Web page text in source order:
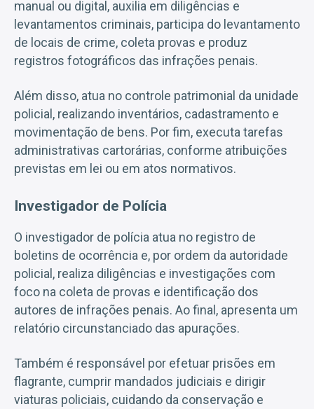
manual ou digital, auxilia em diligências e
levantamentos criminais, participa do levantamento
de locais de crime, coleta provas e produz
registros fotográficos das infrações penais.
Além disso, atua no controle patrimonial da unidade
policial, realizando inventários, cadastramento e
movimentação de bens. Por fim, executa tarefas
administrativas cartorárias, conforme atribuições
previstas em lei ou em atos normativos.
Investigador de Polícia
O investigador de polícia atua no registro de
boletins de ocorrência e, por ordem da autoridade
policial, realiza diligências e investigações com
foco na coleta de provas e identificação dos
autores de infrações penais. Ao final, apresenta um
relatório circunstanciado das apurações.
Também é responsável por efetuar prisões em
flagrante, cumprir mandados judiciais e dirigir
viaturas policiais, cuidando da conservação e